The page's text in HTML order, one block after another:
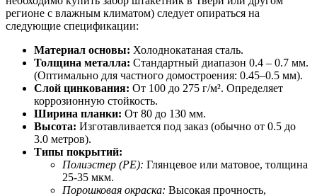
регионе с влажным климатом) следует опираться на
следующие спецификации:
Материал основы: Холоднокатаная сталь.
Толщина металла: Стандартный диапазон 0.4 – 0.7 мм.
(Оптимально для частного домостроения: 0.45–0.5 мм).
Слой цинкования: От 100 до 275 г/м². Определяет
коррозионную стойкость.
Ширина планки: От 80 до 130 мм.
Высота: Изготавливается под заказ (обычно от 0.5 до
3.0 метров).
Типы покрытий:
Полиэстер (PE): Глянцевое или матовое, толщина
25-35 мкм.
Порошковая окраска: Высокая прочность,